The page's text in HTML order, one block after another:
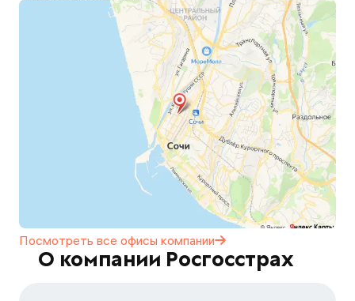
Посмотреть все офисы компании
О компании Росгосстрах